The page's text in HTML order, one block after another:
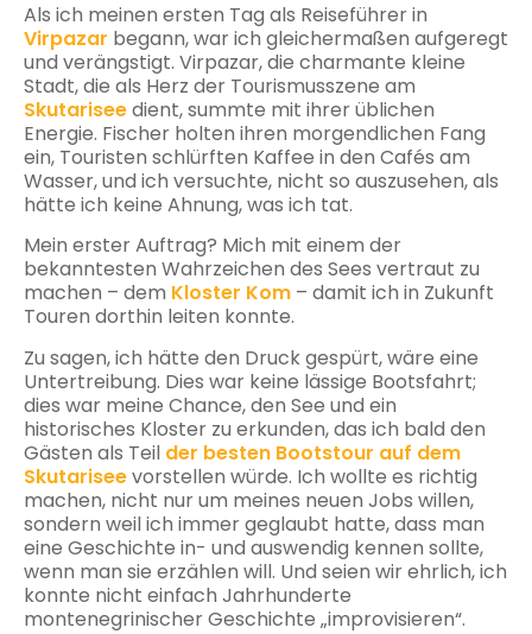
Als ich meinen ersten Tag als Reiseführer in
Virpazar begann, war ich gleichermaßen aufgeregt
und verängstigt. Virpazar, die charmante kleine
Stadt, die als Herz der Tourismusszene am
Skutariseedient, summte mit ihrer üblichen
Energie. Fischer holten ihren morgendlichen Fang
ein, Touristen schlürften Kaffee in den Cafés am
Wasser, und ich versuchte, nicht so auszusehen, als
hätte ich keine Ahnung, was ich tat.
Mein erster Auftrag? Mich mit einem der
bekanntesten Wahrzeichen des Sees vertraut zu
machen – dem Kloster Kom – damit ich in Zukunft
Touren dorthin leiten konnte.
Zu sagen, ich hätte den Druck gespürt, wäre eine
Untertreibung. Dies war keine lässige Bootsfahrt;
dies war meine Chance, den See und ein
historisches Kloster zu erkunden, das ich bald den
Gästen als Teil der besten Bootstour auf dem
Skutariseevorstellen würde. Ich wollte es richtig
machen, nicht nur um meines neuen Jobs willen,
sondern weil ich immer geglaubt hatte, dass man
eine Geschichte in- und auswendig kennen sollte,
wenn man sie erzählen will. Und seien wir ehrlich, ich
konnte nicht einfach Jahrhunderte
montenegrinischer Geschichte „improvisieren“.